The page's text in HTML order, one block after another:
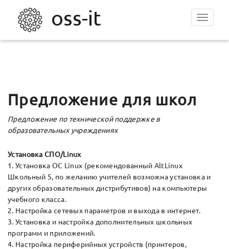
Toggle
Предложение для школ
Предложение по технической поддержке в
образовательных учреждениях
Установка СПО/Linux
1. Установка ОС Linux (рекомендованный AltLinux
Школьный 5, по желанию учителей возможна установка и
других образовательных дистрибутивов) на компьютеры
учебного класса.
2. Настройка сетевых параметров и выхода в интернет.
3. Установка и настройка дополнительных школьных
программ и приложений.
4. Настройка периферийных устройств (принтеров,